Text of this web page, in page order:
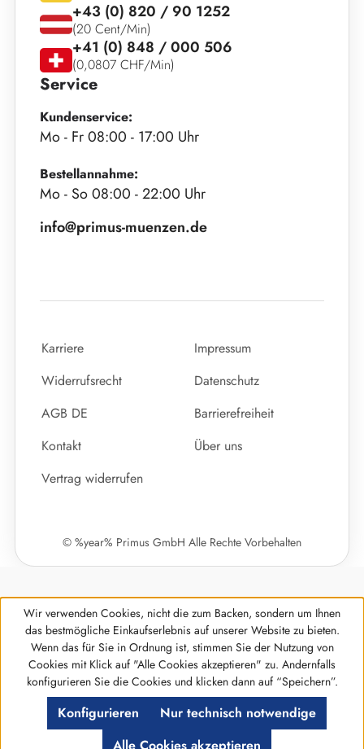
Service
Kundenservice:
Mo - Fr 08:00 - 17:00 Uhr
Bestellannahme:
Mo - So 08:00 - 22:00 Uhr
info@primus-muenzen.de
+43 (0) 820 / 90 1252
(20 Cent/Min)
+41 (0) 848 / 000 506
(0,0807 CHF/Min)
Karriere
Impressum
Widerrufsrecht
Datenschutz
AGB DE
Barrierefreiheit
Kontakt
Über uns
Vertrag widerrufen
© %year% Primus GmbH Alle Rechte Vorbehalten
Werkzeugleiste anzeigen
Wir verwenden Cookies, nicht die zum Backen, sondern um Ihnen
das bestmögliche Einkaufserlebnis auf unserer Website zu bieten.
Wenn das für Sie in Ordnung ist, stimmen Sie der Nutzung von
Cookies mit Klick auf "Alle Cookies akzeptieren" zu. Andernfalls
konfigurieren Sie die Cookies und klicken dann auf “Speichern”.
Nur technisch notwendige
Konfigurieren